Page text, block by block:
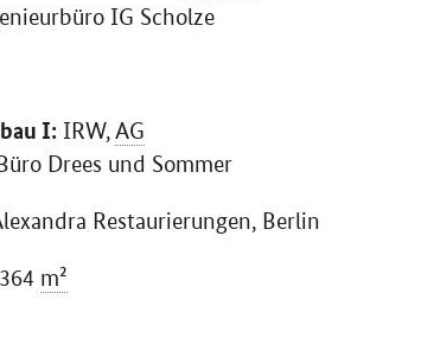
IG Scholze
I: IRW,AG
Drees und Sommer
Restaurierungen, Berlin
m²